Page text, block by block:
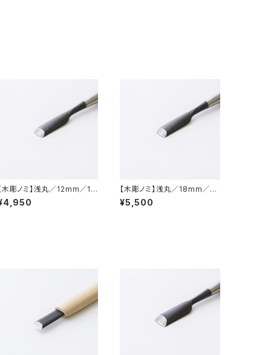
木彫ノミ】浅丸／12mm／15
【木彫ノミ】浅丸／18mm／21
ｍｍ
¥5,500